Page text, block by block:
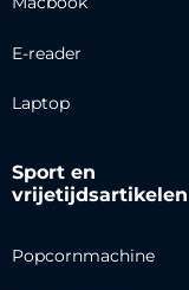
E-reader
Laptop
Sport en
vrijetijdsartikelen
Popcornmachine